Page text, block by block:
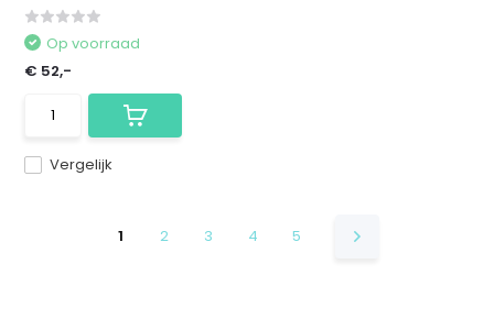
Vergelijk
Op voorraad
€ 52,-
1 2 3 4 5